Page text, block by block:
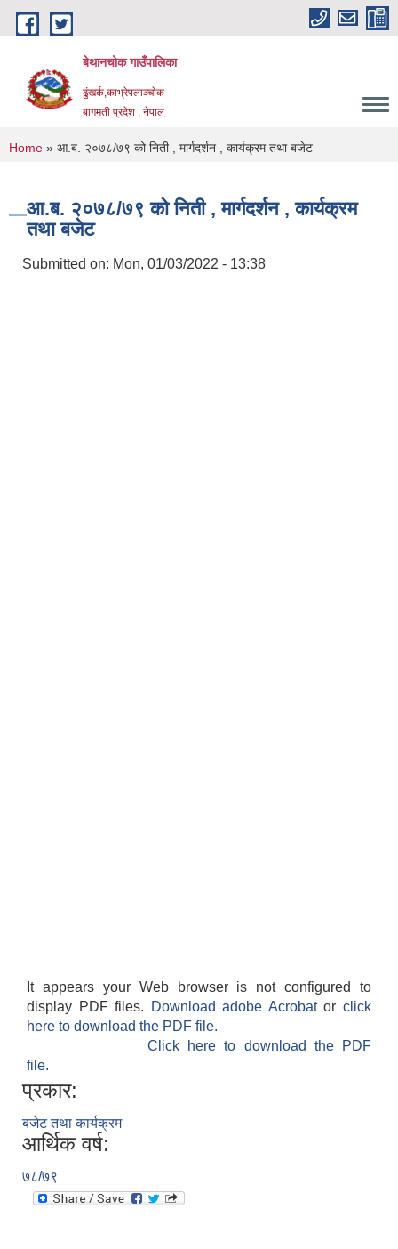
Skip to main content
बेथानचोक गाउँपालिका
ढुंखर्क,काभ्रेपलाञ्चाेक
बागमती प्रदेश , नेपाल
You are here
Home » आ.ब. २०७८/७९ को निती , मार्गदर्शन , कार्यक्रम तथा बजेट
आ.ब. २०७८/७९ को निती , मार्गदर्शन , कार्यक्रम
तथा बजेट
Submitted on: Mon, 01/03/2022 - 13:38
It appears your Web browser is not configured to
display PDF files.
Download adobe Acrobatorclick
here to download the PDF file.
Click here to download the PDF
file.
प्रकार:
बजेट तथा कार्यक्रम
आर्थिक वर्ष:
७८/७९